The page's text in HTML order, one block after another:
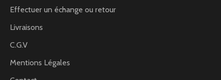
Effectuer un échange ou retour
Livraisons
C.G.V
Mentions Légales